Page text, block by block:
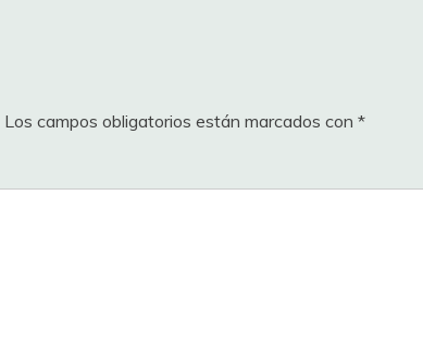
Los campos obligatorios están marcados con *